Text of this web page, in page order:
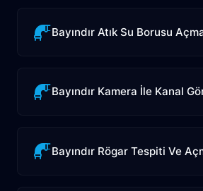
Bayındır Atık Su Borusu
Bayındır Kamera İle Kanal
Bayındır Rögar Tespiti Ve